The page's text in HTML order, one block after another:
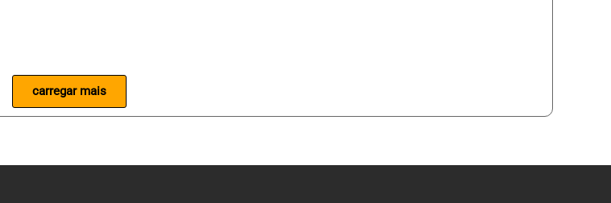
carregar mais